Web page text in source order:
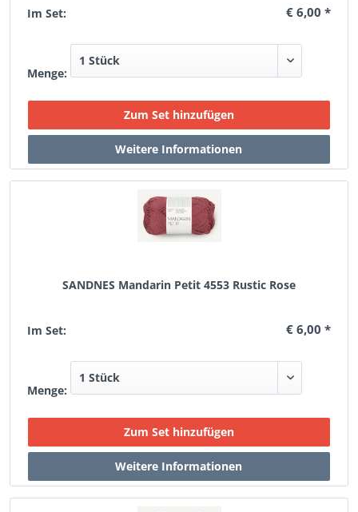
Im Set: € 6,00 *
Menge:
SANDNES Mandarin Petit 4553 Rustic Rose
Im Set: € 6,00 *
Menge: